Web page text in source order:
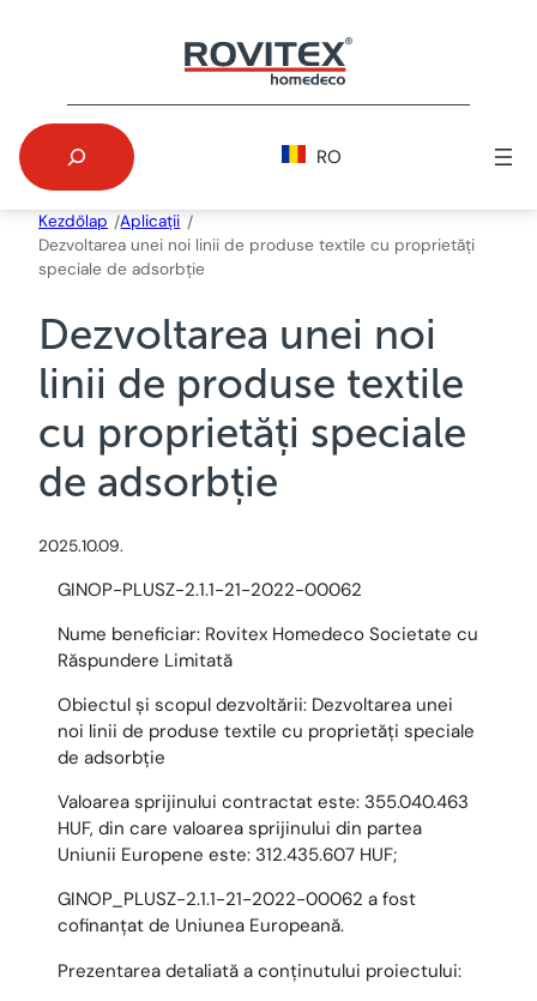
Search
RO
Kezdőlap /Aplicații /
Dezvoltarea unei noi linii de produse textile cu proprietăți
speciale de adsorbție
Dezvoltarea unei noi
linii de produse textile
cu proprietăți speciale
de adsorbție
2025.10.09.
GINOP-PLUSZ-2.1.1-21-2022-00062
Nume beneficiar: Rovitex Homedeco Societate cu
Răspundere Limitată
Obiectul și scopul dezvoltării: Dezvoltarea unei
noi linii de produse textile cu proprietăți speciale
de adsorbție
Valoarea sprijinului contractat este: 355.040.463
HUF, din care valoarea sprijinului din partea
Uniunii Europene este: 312.435.607 HUF;
GINOP_PLUSZ-2.1.1-21-2022-00062 a fost
cofinanțat de Uniunea Europeană.
Prezentarea detaliată a conținutului proiectului: